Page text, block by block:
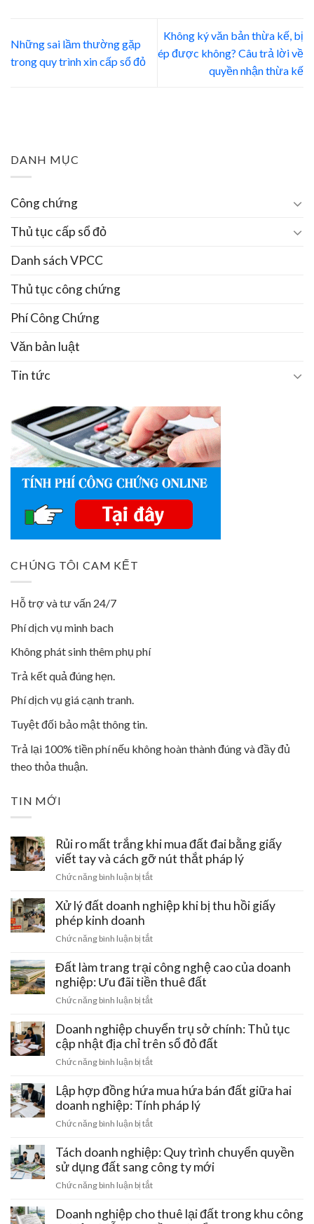
Những sai lầm thường gặp
trong quy trình xin cấp sổ đỏ
Không ký văn bản thừa kế, bị
ép được không? Câu trả lời về
quyền nhận thừa kế
DANH MỤC
Công chứng
Thủ tục cấp sổ đỏ
Danh sách VPCC
Thủ tục công chứng
Phí Công Chứng
Văn bản luật
Tin tức
CHÚNG TÔI CAM KẾT
Hỗ trợ và tư vấn 24/7
Phí dịch vụ minh bach
Không phát sinh thêm phụ phí
Trả kết quả đúng hẹn.
Phí dịch vụ giá cạnh tranh.
Tuyệt đối bảo mật thông tin.
Trả lại 100% tiền phí nếu không hoàn thành đúng và đầy đủ
theo thỏa thuận.
TIN MỚI
Rủi ro mất trắng khi mua đất đai bằng giấy
viết tay và cách gỡ nút thắt pháp lý
Chức năng bình luận bị tắtở
ro
khi
đất
đai
viết
tay
và
cách
nút
thắt
lý
Xử lý đất doanh nghiệp khi bị thu hồi giấy
phép kinh doanh
Chức năng bình luận bị tắtở
lý
đất
nghiệp
bị
thu
kinh
doanh
Đất làm trang trại công nghệ cao của doanh
nghiệp: Ưu đãi tiền thuê đất
Chức năng bình luận bị tắtở
làm
trang
công
cao
của
đãi
tiền
thuê
Doanh nghiệp chuyển trụ sở chính: Thủ tục
cập nhật địa chỉ trên sổ đỏ đất
Chức năng bình luận bị tắtở
nghiệp
chuyển
trụ
sở
Thủ
tục
địa
chỉ
Lập hợp đồng hứa mua hứa bán đất giữa hai
doanh nghiệp: Tính pháp lý
Chức năng bình luận bị tắtở
hợp
đồng
mua
bán
Tách doanh nghiệp: Quy trình chuyển quyền
sử dụng đất sang công ty mới
Chức năng bình luận bị tắtở
doanh
Doanh nghiệp cho thuê lại đất trong khu công